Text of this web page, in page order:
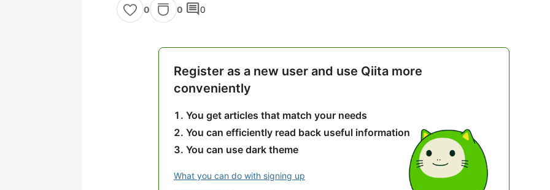
0 0 comment0
Register as a new user and use Qiita more
conveniently
You get articles that match your needs
You can efficiently read back useful information
You can use dark theme
What you can do with signing up